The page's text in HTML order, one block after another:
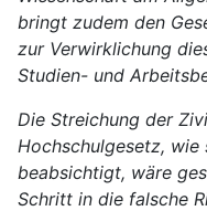
bringt zudem den
zur Verwirklichung
Studien- und
Die Streichung der
Hochschulgesetz,
beabsichtigt, wäre
Schritt in die falsche